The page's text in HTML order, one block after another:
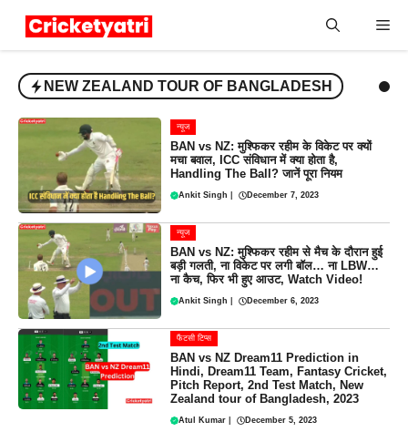
NEW ZEALAND TOUR OF BANGLADESH
न्यूज
BAN vs NZ: मुश्फिकर रहीम के विकेट पर क्यों
मचा बवाल, ICC संविधान में क्या होता है,
Handling The Ball? जानें पूरा नियम
Ankit Singh December 7, 2023
न्यूज
BAN vs NZ: मुश्फिकर रहीम से मैच के दौरान हुई
बड़ी गलती, ना विकेट पर लगी बॉल… ना LBW…
ना कैच, फिर भी हुए आउट, Watch Video!
Ankit Singh December 6, 2023
फैंटसी टिप्स
BAN vs NZ Dream11 Prediction in
Hindi, Dream11 Team, Fantasy Cricket,
Pitch Report, 2nd Test Match, New
Zealand tour of Bangladesh, 2023
Atul Kumar December 5, 2023